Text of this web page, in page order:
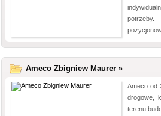
Ameco Zbigniew Maurer »
Ameco od
drogowe,
terenu